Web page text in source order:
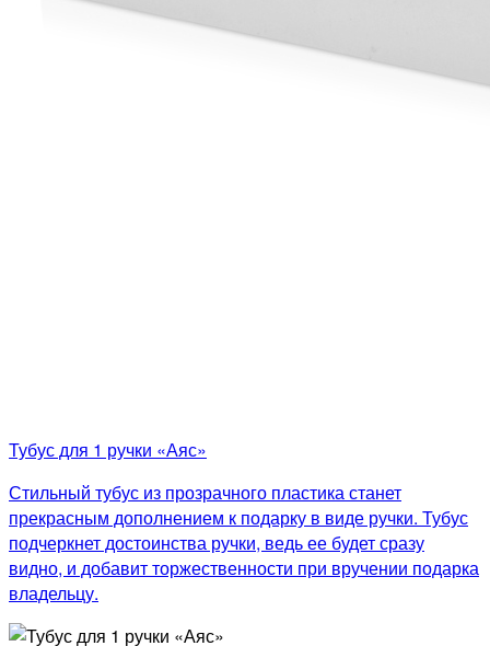
Тубус для 1 ручки «Аяс»
Стильный тубус из прозрачного пластика станет
прекрасным дополнением к подарку в виде ручки. Тубус
подчеркнет достоинства ручки, ведь ее будет сразу
видно, и добавит торжественности при вручении подарка
владельцу.